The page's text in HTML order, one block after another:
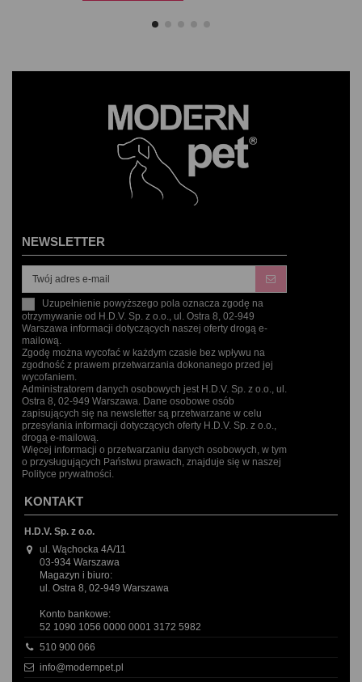
NEWSLETTER
Uzupełnienie powyższego pola oznacza zgodę na
otrzymywanie od H.D.V. Sp. z o.o., ul. Ostra 8, 02-949
Warszawa informacji dotyczących naszej oferty drogą e-
mailową.
Zgodę można wycofać w każdym czasie bez wpływu na
zgodność z prawem przetwarzania dokonanego przed jej
wycofaniem.
Administratorem danych osobowych jest H.D.V. Sp. z o.o., ul.
Ostra 8, 02-949 Warszawa. Dane osobowe osób
zapisujących się na newsletter są przetwarzane w celu
przesyłania informacji dotyczących oferty H.D.V. Sp. z o.o.,
drogą e-mailową.
Więcej informacji o przetwarzaniu danych osobowych, w tym
o przysługujących Państwu prawach, znajduje się w naszej
Polityce prywatności.
KONTAKT
H.D.V. Sp. z o.o.
ul. Wąchocka 4A/11
03-934 Warszawa
Magazyn i biuro:
ul. Ostra 8, 02-949 Warszawa
Konto bankowe:
52 1090 1056 0000 0001 3172 5982
510 900 066
info@modernpet.pl